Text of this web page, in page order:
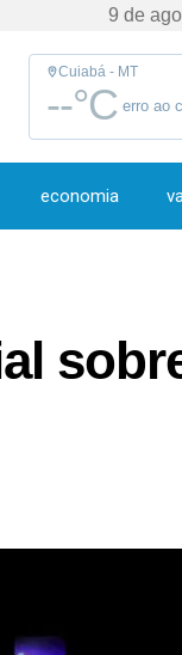
Cuiabá - MT
--°C erro ao
economia
9 de